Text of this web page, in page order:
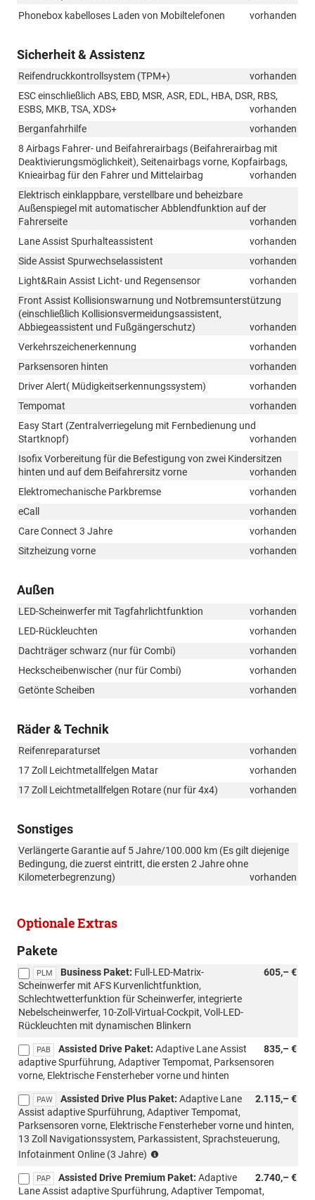
Phonebox kabelloses Laden von Mobiltelefonen
vorhanden
Sicherheit & Assistenz
Reifendruckkontrollsystem (TPM+)
vorhanden
ESC einschließlich ABS, EBD, MSR, ASR, EDL, HBA, DSR, RBS,
ESBS, MKB, TSA, XDS+
vorhanden
Berganfahrhilfe
vorhanden
8 Airbags Fahrer- und Beifahrerairbags (Beifahrerairbag mit
Deaktivierungsmöglichkeit), Seitenairbags vorne, Kopfairbags,
Knieairbag für den Fahrer und Mittelairbag
vorhanden
Elektrisch einklappbare, verstellbare und beheizbare
Außenspiegel mit automatischer Abblendfunktion auf der
Fahrerseite
vorhanden
Lane Assist Spurhalteassistent
vorhanden
Side Assist Spurwechselassistent
vorhanden
Light&Rain Assist Licht- und Regensensor
vorhanden
Front Assist Kollisionswarnung und Notbremsunterstützung
(einschließlich Kollisionsvermeidungsassistent,
Abbiegeassistent und Fußgängerschutz)
vorhanden
Verkehrszeichenerkennung
vorhanden
Parksensoren hinten
vorhanden
Driver Alert( Müdigkeitserkennungssystem)
vorhanden
Tempomat
vorhanden
Easy Start (Zentralverriegelung mit Fernbedienung und
Startknopf)
vorhanden
Isofix Vorbereitung für die Befestigung von zwei Kindersitzen
hinten und auf dem Beifahrersitz vorne
vorhanden
Elektromechanische Parkbremse
vorhanden
eCall
vorhanden
Care Connect 3 Jahre
vorhanden
Sitzheizung vorne
vorhanden
Außen
LED-Scheinwerfer mit Tagfahrlichtfunktion
vorhanden
LED-Rückleuchten
vorhanden
Dachträger schwarz (nur für Combi)
vorhanden
Heckscheibenwischer (nur für Combi)
vorhanden
Getönte Scheiben
vorhanden
Räder & Technik
Reifenreparaturset
vorhanden
17 Zoll Leichtmetallfelgen Matar
vorhanden
17 Zoll Leichtmetallfelgen Rotare (nur für 4x4)
vorhanden
Sonstiges
Verlängerte Garantie auf 5 Jahre/100.000 km (Es gilt diejenige
Bedingung, die zuerst eintritt, die ersten 2 Jahre ohne
Kilometerbegrenzung)
vorhanden
Optionale Extras
Pakete
PLM 605,– €
Business Paket: Full-LED-Matrix-
Scheinwerfer mit AFS Kurvenlichtfunktion,
Schlechtwetterfunktion für Scheinwerfer, integrierte
Nebelscheinwerfer, 10-Zoll-Virtual-Cockpit, Voll-LED-
Rückleuchten mit dynamischen Blinkern
PAB 835,– €
Assisted Drive Paket: Adaptive Lane Assist
adaptive Spurführung, Adaptiver Tempomat, Parksensoren
vorne, Elektrische Fensterheber vorne und hinten
PAW 2.115,– €
Assisted Drive Plus Paket: Adaptive Lane
Assist adaptive Spurführung, Adaptiver Tempomat,
Parksensoren vorne, Elektrische Fensterheber vorne und hinten,
13 Zoll Navigationssystem, Parkassistent, Sprachsteuerung,
Infotainment Online (3 Jahre)
Loft
kombinierbar)
PAP 2.740,– €
Assisted Drive Premium Paket: Adaptive
Lane Assist adaptive Spurführung, Adaptiver Tempomat,